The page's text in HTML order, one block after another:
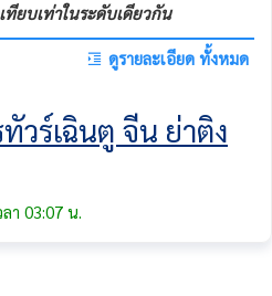
ทียบเท่าในระดับเดียวกัน
ดูรายละเอียด ทั้งหมด
วร์เฉินตู จีน ย่าติง
า 03:07 น.